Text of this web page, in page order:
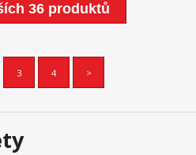
36 produktů
3 4 >